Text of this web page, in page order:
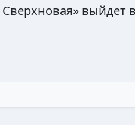
выйдет